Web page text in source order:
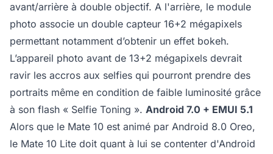
avant/arrière à double objectif. A l'arrière, le module
photo associe un double capteur 16+2 mégapixels
permettant notamment d’obtenir un effet bokeh.
L’appareil photo avant de 13+2 mégapixels devrait
ravir les accros aux selfies qui pourront prendre des
portraits même en condition de faible luminosité grâce
à son flash « Selfie Toning ». Android 7.0 + EMUI 5.1
Alors que le Mate 10 est animé par Android 8.0 Oreo,
le Mate 10 Lite doit quant à lui se contenter d'Android